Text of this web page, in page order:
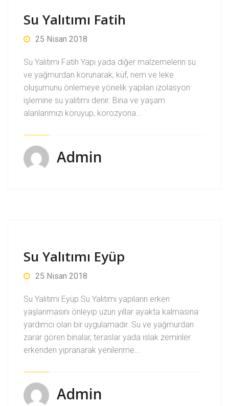
Su Yalıtımı Fatih
25 Nisan 2018
Su Yalıtımı Fatih Yapı yada diğer malzemelerin su
ve yağmurdan korunarak, küf, nem ve leke
oluşumunu önlemeye yönelik yapılan izolasyon
işlemine su yalıtımı denir. Bina ve yaşam
alanlarımızı koruyup, korozyona…
Admin
Su Yalıtımı Eyüp
25 Nisan 2018
Su Yalıtımı Eyüp Su Yalıtımı yapıların erken
yaşlanmasını önleyip uzun yıllar ayakta kalmasına
yardımcı olan bir uygulamadır. Su ve yağmurdan
zarar gören binalar, teraslar yada ıslak zeminler
erkenden yıpranarak yenilenme…
Admin